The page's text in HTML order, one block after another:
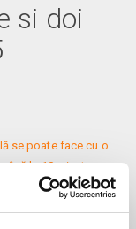
si doi
se poate face cu o
la 10 minute
de 2 (nr. limitat), 3